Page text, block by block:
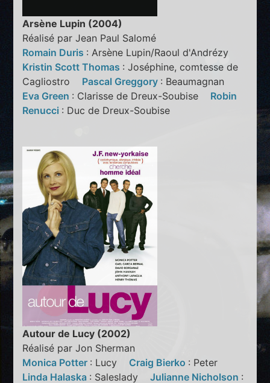
Arsène Lupin (2004)
Réalisé par Jean Paul Salomé
Romain Duris : Arsène Lupin/Raoul d'Andrézy
Kristin Scott Thomas : Joséphine, comtesse de
Cagliostro Pascal Greggory : Beaumagnan
Eva Green : Clarisse de Dreux-Soubise Robin
Renucci : Duc de Dreux-Soubise
Autour de Lucy (2002)
Réalisé par Jon Sherman
Monica Potter : Lucy Craig Bierko : Peter
Linda Halaska : SalesladyJulianne Nicholson :